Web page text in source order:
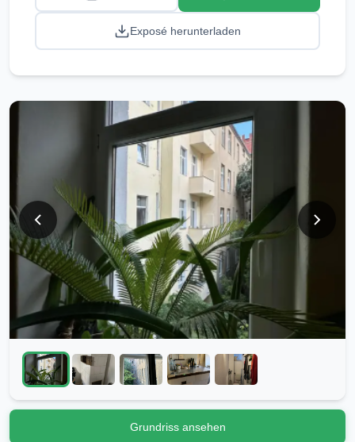
Exposé herunterladen
Grundriss ansehen